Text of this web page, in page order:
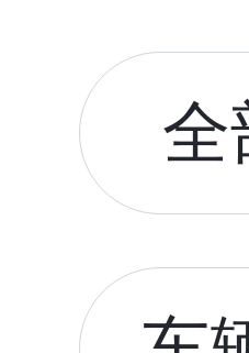
全